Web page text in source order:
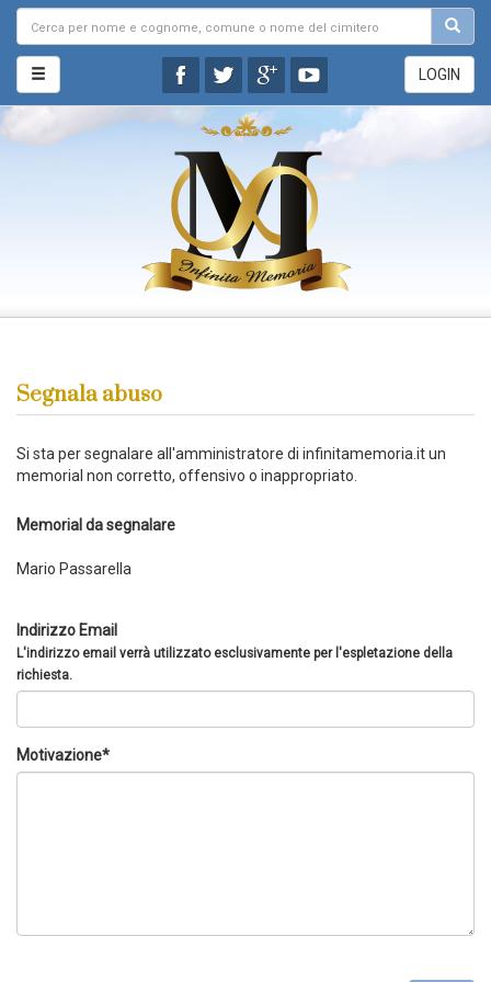
LOGIN
Segnala abuso
Si sta per segnalare all'amministratore di infinitamemoria.it un
memorial non corretto, offensivo o inappropriato.
Memorial da segnalare
Mario Passarella
Indirizzo Email
L'indirizzo email verrà utilizzato esclusivamente per l'espletazione della
richiesta.
Motivazione*